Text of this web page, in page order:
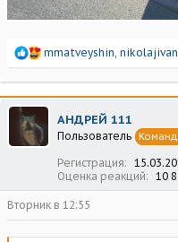
Р
а
к
ц
и
и
mmatveyshin,
АНДРЕЙ 111
Пользователь
Регистрация
Оценка реакций
10
Вторник в 12:55